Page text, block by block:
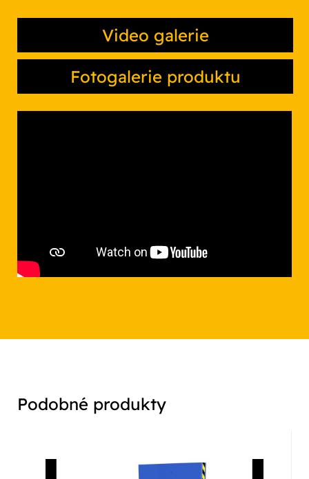
Video galerie
Fotogalerie produktu
Podobné produkty